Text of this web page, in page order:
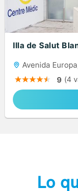
Illa de Salut
Avenida
9 (4
Lo